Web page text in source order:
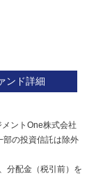
ンド詳細
ントOne株式会社
部の投資信託は除外
分配金（税引前）を